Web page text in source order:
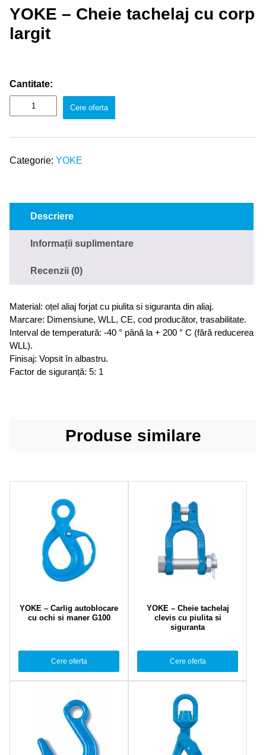
YOKE – Cheie tachelaj cu corp
largit
Cantitate:
Cere oferta
Categorie: YOKE
Descriere
Informații suplimentare
Recenzii (0)
Material: oțel aliaj forjat cu piulita si siguranta din aliaj.
Marcare: Dimensiune, WLL, CE, cod producător, trasabilitate.
Interval de temperatură: -40 ° până la + 200 ° C (fără reducerea
WLL).
Finisaj: Vopsit în albastru.
Factor de siguranță: 5: 1
Produse similare
YOKE – Carlig autoblocare
cu ochi si maner G100
Cere oferta
YOKE – Cheie tachelaj
clevis cu piulita si
siguranta
Cere oferta